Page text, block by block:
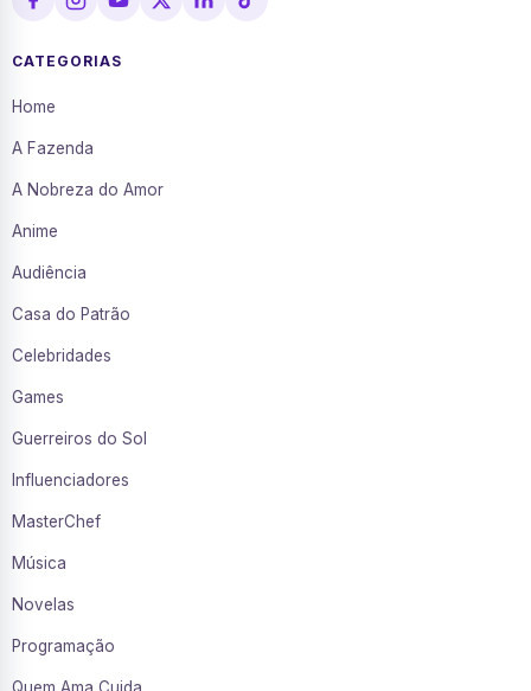
CATEGORIAS
Home
A Fazenda
A Nobreza do Amor
Anime
Audiência
Casa do Patrão
Celebridades
Games
Guerreiros do Sol
Influenciadores
MasterChef
Música
Novelas
Programação